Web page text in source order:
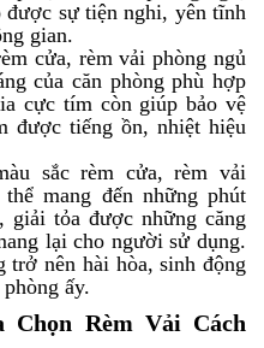
được sự tiện nghi, yên tĩnh
gian.
cửa, rèm vải phòng ngủ
của căn phòng phù hợp
cực tím còn giúp bảo vệ
được tiếng ồn, nhiệt hiệu
sắc rèm cửa, rèm vải
mang đến những phút
tỏa được những căng
lại cho người sử dụng.
trở nên hài hòa, sinh động
ấy.
Rèm Vải Cách